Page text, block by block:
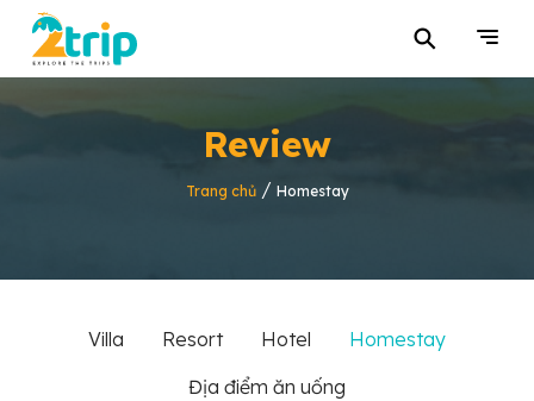
⚲
Review
Trang chủ/ Homestay
Villa Resort Hotel
Homestay
Địa điểm ăn uống